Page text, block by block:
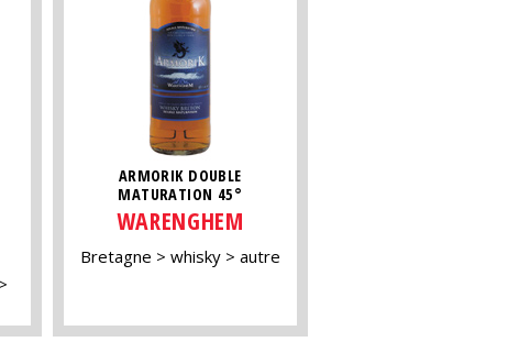
ARMORIK DOUBLE
MATURATION 45°
WARENGHEM
Bretagne whisky autre